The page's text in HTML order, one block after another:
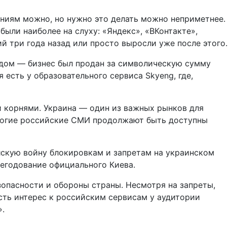
можно, но нужно это делать можно неприметнее.
наиболее на слуху: «Яндекс», «ВКонтакте»,
три года назад или просто выросли уже после этого.
— бизнес был продан за символическую сумму
у образовательного сервиса Skyeng, где,
корнями. Украина — один из важных рынков для
российские СМИ продолжают быть доступны
войну блокировкам и запретам на украинском
официального Киева.
и обороны страны. Несмотря на запреты,
интерес к российским сервисам у аудитории